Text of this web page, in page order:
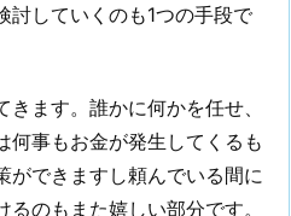
討していくのも1つの手段で
ます。誰かに何かを任せ、
何事もお金が発生してくるも
ができますし頼んでいる間に
のもまた嬉しい部分です。